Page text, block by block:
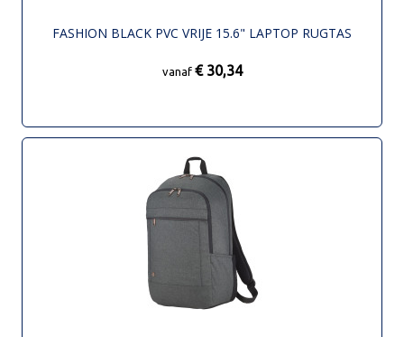
FASHION BLACK PVC VRIJE 15.6" LAPTOP RUGTAS
vanaf € 30,34